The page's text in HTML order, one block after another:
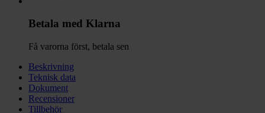
Betala med Klarna
Få varorna först, betala sen
Beskrivning
Teknisk data
Dokument
Recensioner
Tillbehör